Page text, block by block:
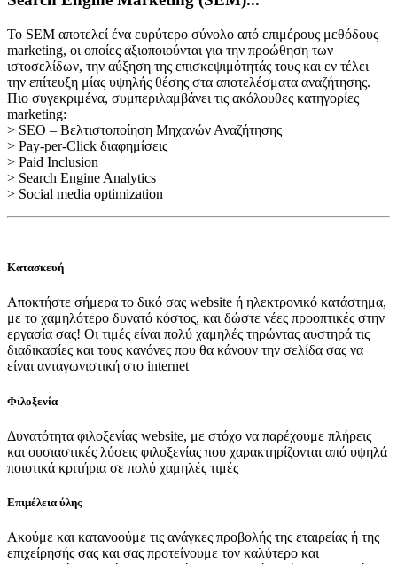
Το SEM αποτελεί ένα ευρύτερο σύνολο από επιμέρους μεθόδους
marketing, οι οποίες αξιοποιούνται για την προώθηση των
ιστοσελίδων, την αύξηση της επισκεψιμότητάς τους και εν τέλει
την επίτευξη μίας υψηλής θέσης στα αποτελέσματα αναζήτησης.
Πιο συγεκριμένα, συμπεριλαμβάνει τις ακόλουθες κατηγορίες
marketing:
> SEO – Βελτιστοποίηση Μηχανών Αναζήτησης
> Pay-per-Click διαφημίσεις
> Paid Inclusion
> Search Engine Analytics
> Social media optimization
Κατασκευή
Αποκτήστε σήμερα το δικό σας website ή ηλεκτρονικό κατάστημα,
με το χαμηλότερο δυνατό κόστος, και δώστε νέες προοπτικές στην
εργασία σας! Οι τιμές είναι πολύ χαμηλές τηρώντας αυστηρά τις
διαδικασίες και τους κανόνες που θα κάνουν την σελίδα σας να
είναι ανταγωνιστική στο internet
Φιλοξενία
Δυνατότητα φιλοξενίας website, με στόχο να παρέχουμε πλήρεις
και ουσιαστικές λύσεις φιλοξενίας που χαρακτηρίζονται από υψηλά
ποιοτικά κριτήρια σε πολύ χαμηλές τιμές
Επιμέλεια ύλης
Ακούμε και κατανοούμε τις ανάγκες προβολής της εταιρείας ή της
επιχείρησής σας και σας προτείνουμε τον καλύτερο και